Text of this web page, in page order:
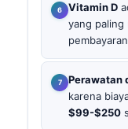
Vitamin D
yang paling
Perawatan
karena
$99-$250